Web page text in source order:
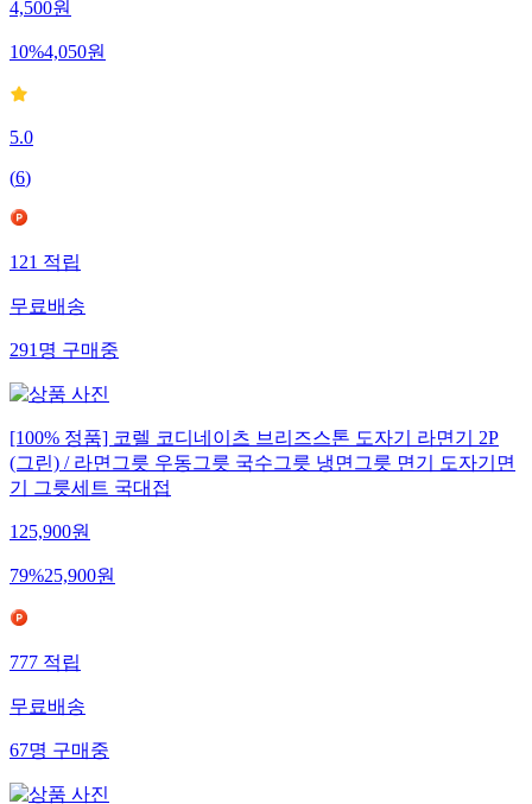
4,500원
10%4,050원
5.0
(6)
121적립
무료배송
291명구매중
[100% 정품] 코렐 코디네이츠 브리즈스톤 도자기 라면기 2P
(그린) / 라면그릇 우동그릇 국수그릇 냉면그릇 면기 도자기면
기 그릇세트 국대접
125,900원
79%25,900원
777적립
무료배송
67명구매중